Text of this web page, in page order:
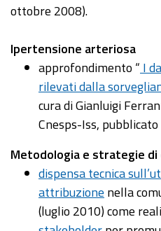
ottobre 2008).
Ipertensione arteriosa
approfondimento “ I
rilevati dalla
cura di Gianluigi
Cnesps-Iss,
Metodologia e strategie di
dispensa tecnica
attribuzione nella
(luglio 2010) come